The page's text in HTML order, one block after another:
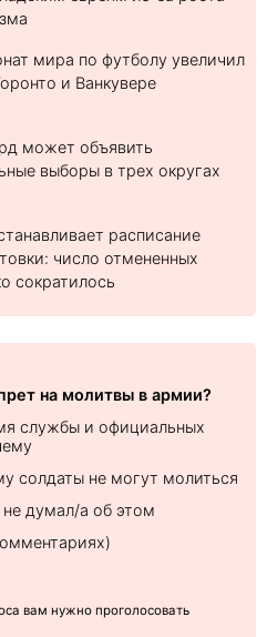
мира по футболу увеличил
и Ванкувере
может объявить
выборы в трех округах
расписание
число отмененных
сократилось
на молитвы в армии?
службы и официальных
солдаты не могут молиться
не думал/а об этом
вам нужно проголосовать